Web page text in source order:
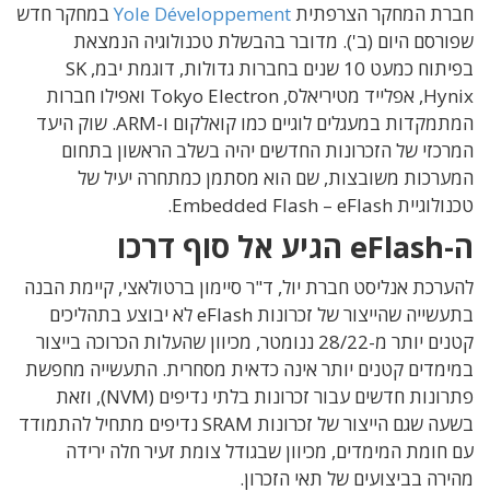
חברת המחקר הצרפתיתYole Développement במחקר חדש
שפורסם היום (ב'). מדובר בהבשלת טכנולוגיה הנמצאת
בפיתוח כמעט 10 שנים בחברות גדולות, דוגמת יבמ, SK
Hynix, אפלייד מטיריאלס, Tokyo Electron ואפילו חברות
המתמקדות במעגלים לוגיים כמו קואלקום ו-ARM. שוק היעד
המרכזי של הזכרונות החדשים יהיה בשלב הראשון בתחום
המערכות משובצות, שם הוא מסתמן כמתחרה יעיל של
טכנולוגיית Embedded Flash – eFlash.
ה-eFlash הגיע אל סוף דרכו
להערכת אנליסט חברת יול, ד"ר סיימון ברטולאצי, קיימת הבנה
בתעשייה שהייצור של זכרונות eFlash לא יבוצע בתהליכים
קטנים יותר מ-28/22 ננומטר, מכיוון שהעלות הכרוכה בייצור
במימדים קטנים יותר אינה כדאית מסחרית. התעשייה מחפשת
פתרונות חדשים עבור זכרונות בלתי נדיפים (NVM), וזאת
בשעה שגם הייצור של זכרונות SRAM נדיפים מתחיל להתמודד
עם חומת המימדים, מכיוון שבגודל צומת זעיר חלה ירידה
מהירה בביצועים של תאי הזכרון.